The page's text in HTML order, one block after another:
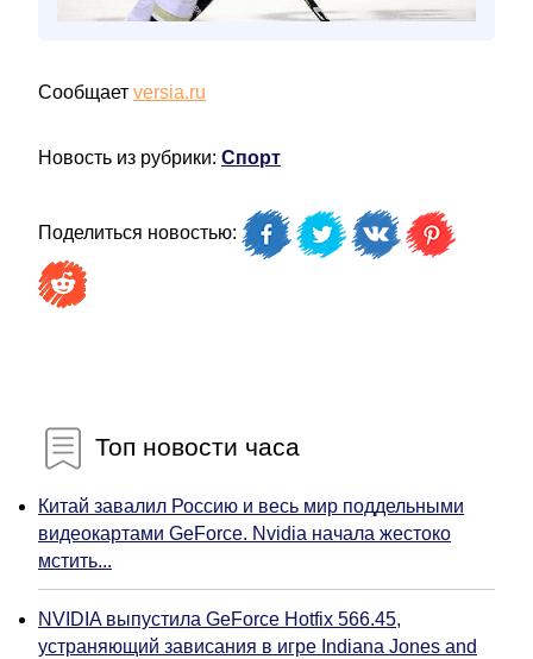
Сообщает versia.ru
Новость из рубрики: Спорт
Поделиться новостью:
Топ новости часа
Китай завалил Россию и весь мир поддельными
видеокартами GeForce. Nvidia начала жестоко
мстить...
NVIDIA выпустила GeForce Hotfix 566.45,
устраняющий зависания в игре Indiana Jones and